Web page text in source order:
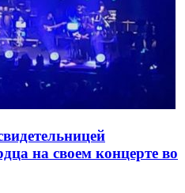
на своем концерте во